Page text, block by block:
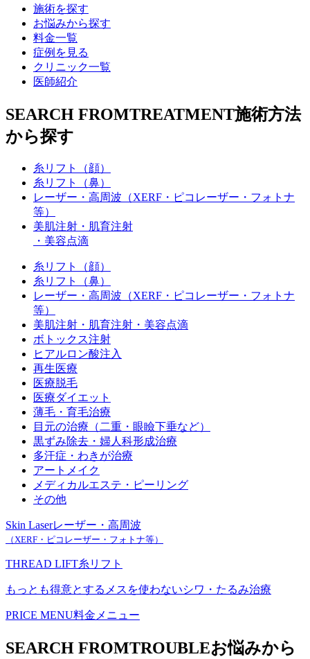
施術を探す
お悩みから探す
料金一覧
症例を見る
クリニック一覧
医師紹介
SEARCH FROMTREATMENT施術方法
から探す
糸リフト（顔）
糸リフト（鼻）
レーザー・高周波 （XERF・ピコレーザー・フォトナ
等）
美肌注射・肌育注射
・美容点滴
糸リフト（顔）
糸リフト（鼻）
レーザー・高周波（XERF・ピコレーザー・フォトナ
等）
美肌注射・肌育注射・美容点滴
ボトックス注射
ヒアルロン酸注入
再生医療
医療脱毛
医療ダイエット
薄毛・育毛治療
目元の治療（二重・眼瞼下垂など）
黒ずみ除去・婦人科形成治療
多汗症・わきが治療
アートメイク
メディカルエステ・ピーリング
その他
Skin Laserレーザー・高周波
（XERF・ピコレーザー・フォトナ等）
THREAD LIFT糸リフト
もっとも得意とするメスを使わないシワ・たるみ治療
PRICE MENU料金メニュー
SEARCH FROMTROUBLEお悩みから